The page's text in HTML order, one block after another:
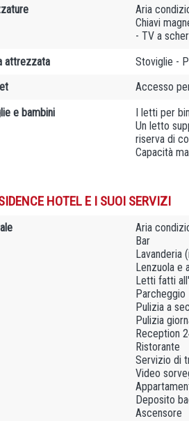
Aria
Chiavi
- TV a
attrezzata
Stoviglie -
Accesso
e bambini
I letti per
Un letto
riserva di
Capacità
HOTEL E I SUOI SERVIZI
Aria
Bar
Lavanderia
Lenzuola e
Letti fatti
Parcheggio
Pulizia a
Pulizia
Reception
Ristorante
Servizio di
Video
Deposito
Ascensore